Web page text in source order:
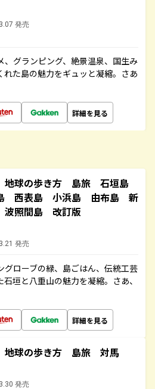
発売
グランピング、絶景温泉、国生み
た島の魅力をギュッと凝縮。さあ
詳細を見る
地球の歩き方 島旅 石垣島
西表島 小浜島 由布島 新
照間島 改訂版
発売
グローブの緑、島ごはん、伝統工芸
垣と八重山の魅力を凝縮。さあ、
詳細を見る
地球の歩き方 島旅 対馬
発売